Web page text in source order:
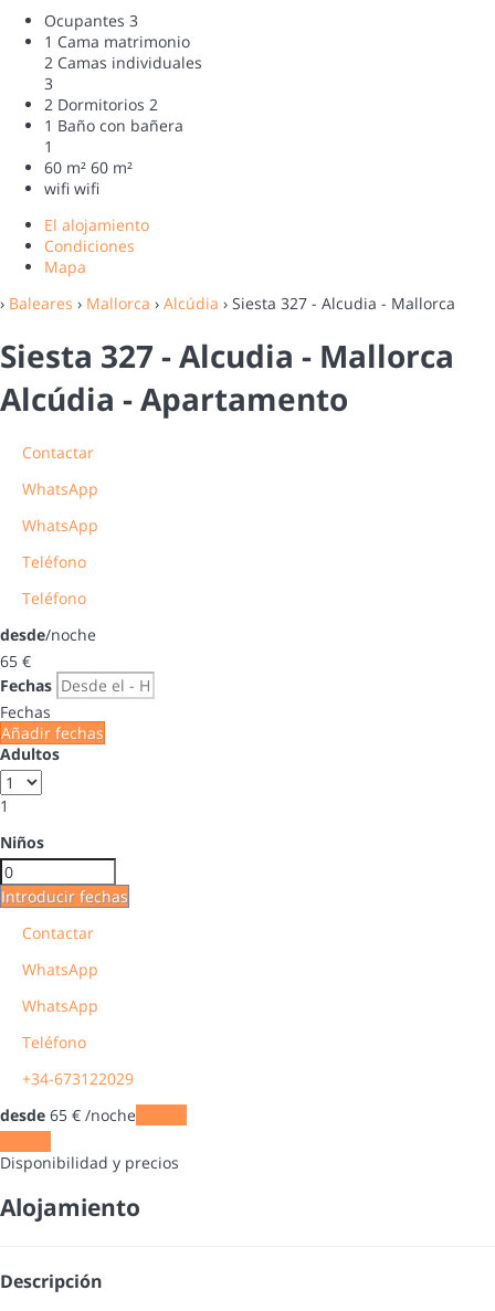
Ocupantes 3
1 Cama matrimonio
2 Camas individuales
3
2 Dormitorios 2
1 Baño con bañera
1
60 m² 60 m²
wifi wifi
El alojamiento
Condiciones
Mapa
› Baleares › Mallorca › Alcúdia › Siesta 327 - Alcudia - Mallorca
Siesta 327 - Alcudia - Mallorca
Alcúdia -Apartamento
Contactar
WhatsApp
WhatsApp
Teléfono
Teléfono
desde/noche
65 €
Fechas
Fechas
Añadir fechas
Adultos
1
Niños
Introducir fechas
Contactar
WhatsApp
WhatsApp
Teléfono
+34-673122029
desde 65 € /noche
Disponibilidad y precios
Alojamiento
Descripción